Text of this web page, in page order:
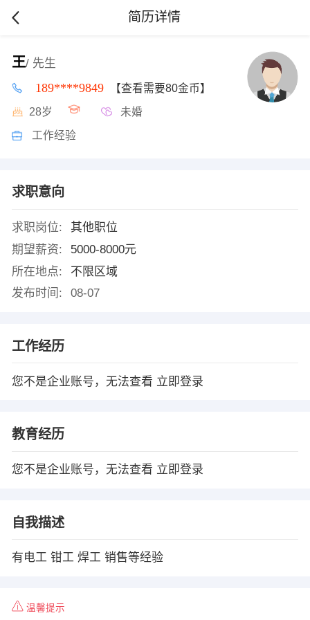
简历详情
王/ 先生
189****9849 【查看需要80金币】
28岁 未婚
工作经验
求职意向
求职岗位:
其他职位
期望薪资:
5000-8000元
所在地点:
不限区域
发布时间:
08-07
工作经历
您不是企业账号，无法查看 立即登录
教育经历
您不是企业账号，无法查看 立即登录
自我描述
有电工 钳工 焊工 销售等经验
温馨提示